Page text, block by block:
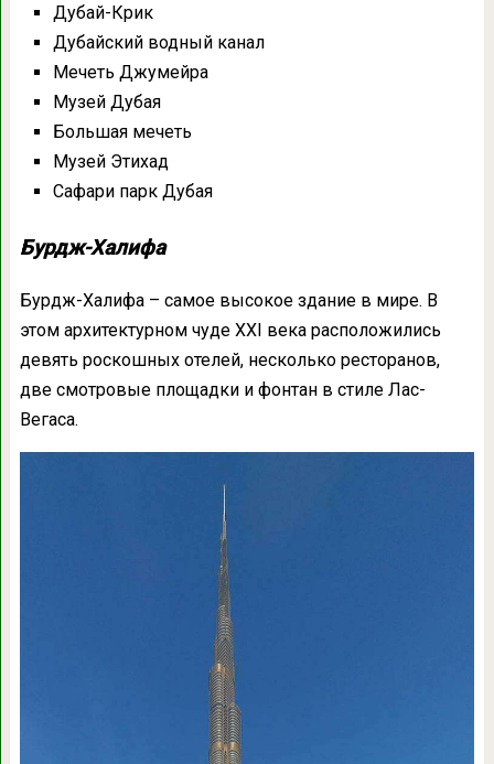
Дубай-Крик
Дубайский водный канал
Мечеть Джумейра
Музей Дубая
Большая мечеть
Музей Этихад
Сафари парк Дубая
Бурдж-Халифа
Бурдж-Халифа – самое высокое здание в мире. В
этом архитектурном чуде XXI века расположились
девять роскошных отелей, несколько ресторанов,
две смотровые площадки и фонтан в стиле Лас-
Вегаса.